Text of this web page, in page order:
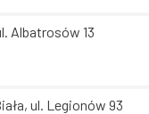
Albatrosów 13
ul. Legionów 93